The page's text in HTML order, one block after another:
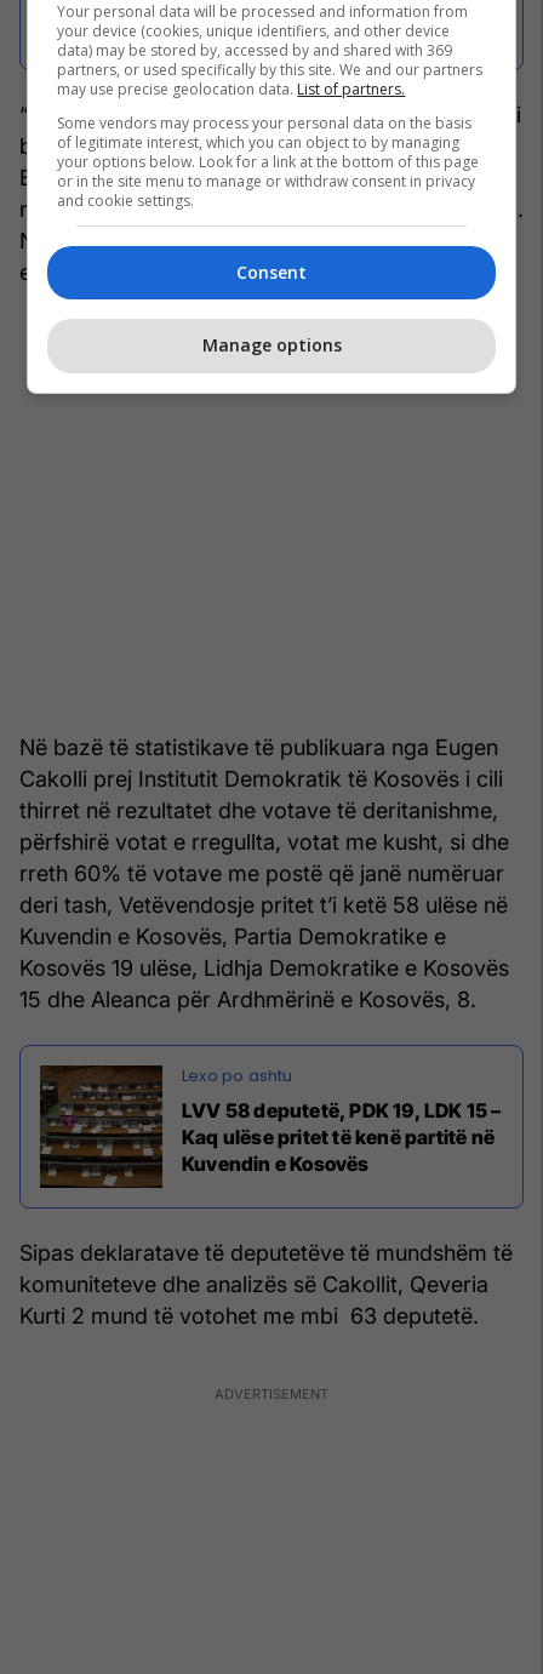
bëjmë kompromis me eksponentët
e regjimit të vjetër
“Sigurisht se do ta kemi deputeten nga komuniteti
boshnjak Emilja Rexhepi dhe deputetin egjiptas,
Elbert Krasniqi, do t’i kemi edhe disa të tjerë. Na
nevojiten 61 deputetë, do t’i kemi më shumë se 61.
Nuk do të kemi nevojë për kompromise me
eksponentët e regjimit të vjetër”, tha Kurti.
Në bazë të statistikave të publikuara nga Eugen
Cakolli prej Institutit Demokratik të Kosovës i cili
thirret në rezultatet dhe votave të deritanishme,
përfshirë votat e rregullta, votat me kusht, si dhe
rreth 60% të votave me postë që janë numëruar
deri tash, Vetëvendosje pritet t’i ketë 58 ulëse në
Kuvendin e Kosovës, Partia Demokratike e
Kosovës 19 ulëse, Lidhja Demokratike e Kosovës
15 dhe Aleanca për Ardhmërinë e Kosovës, 8.
LVV 58 deputetë, PDK 19, LDK 15 –
Kaq ulëse pritet të kenë partitë në
Kuvendin e Kosovës
Sipas deklaratave të deputetëve të mundshëm të
komuniteteve dhe analizës së Cakollit, Qeveria
Kurti 2 mund të votohet me mbi 63 deputetë.
Your personal data will be processed and information from
your device (cookies, unique identifiers, and other device
data) may be stored by, accessed by and shared with 369
partners, or used specifically by this site. We and our partners
may use precise geolocation data. List of partners.
Some vendors may process your personal data on the basis
of legitimate interest, which you can object to by managing
your options below. Look for a link at the bottom of this page
or in the site menu to manage or withdraw consent in privacy
and cookie settings.
Consent
Manage options